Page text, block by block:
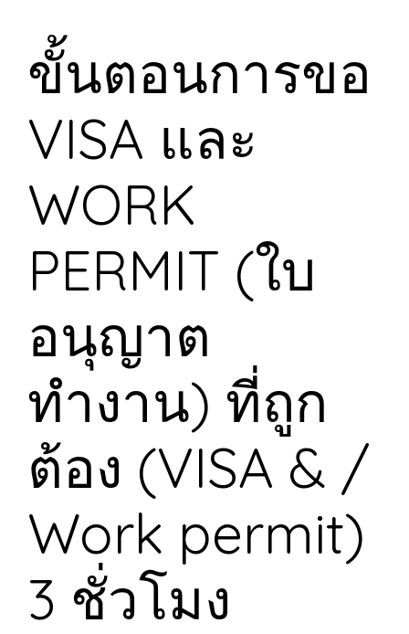
ขั้นตอนการขอ
VISA และ
WORK
PERMIT (ใบ
อนุญาต
ทำงาน) ที่ถูก
ต้อง (VISA & /
Work permit)
3 ชั่วโมง